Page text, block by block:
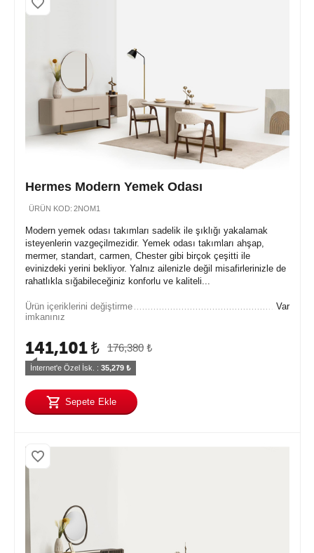
Hermes Modern Yemek Odası
ÜRÜN KOD: 2NOM1
Modern yemek odası takımları sadelik ile şıklığı yakalamak
isteyenlerin vazgeçilmezidir. Yemek odası takımları ahşap,
mermer, standart, carmen, Chester gibi birçok çeşitti ile
evinizdeki yerini bekliyor. Yalnız ailenizle değil misafirlerinizle de
rahatlıkla sığabileceğiniz konforlu ve kaliteli...
Ürün içeriklerini değiştirme
imkanınız
Var
176,380 ₺
141,101₺
İnternet'e Özel İsk. : 35,279 ₺
Sepete Ekle